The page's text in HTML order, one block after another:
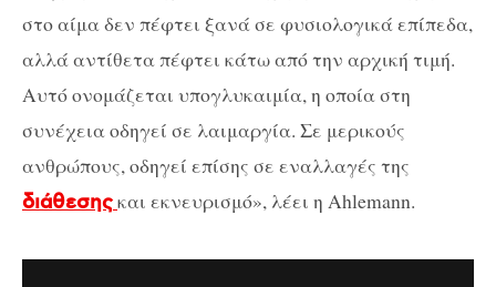
στο αίμα δεν πέφτει ξανά σε φυσιολογικά επίπεδα,
αλλά αντίθετα πέφτει κάτω από την αρχική τιμή.
Αυτό ονομάζεται υπογλυκαιμία, η οποία στη
συνέχεια οδηγεί σε λαιμαργία. Σε μερικούς
ανθρώπους, οδηγεί επίσης σε εναλλαγές της
διάθεσηςκαι εκνευρισμό», λέει η Ahlemann.